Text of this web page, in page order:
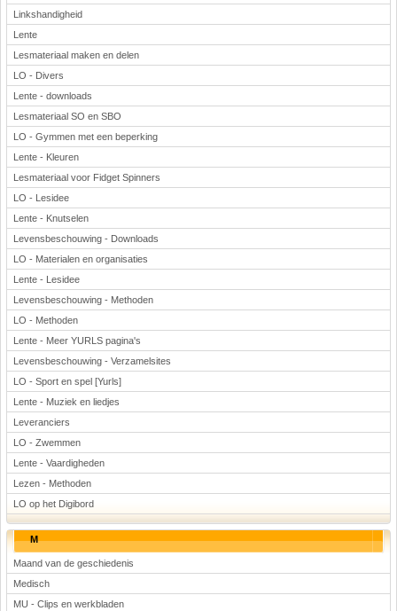
Linkshandigheid
Lente
Lesmateriaal maken en delen
LO - Divers
Lente - downloads
Lesmateriaal SO en SBO
LO - Gymmen met een beperking
Lente - Kleuren
Lesmateriaal voor Fidget Spinners
LO - Lesidee
Lente - Knutselen
Levensbeschouwing - Downloads
LO - Materialen en organisaties
Lente - Lesidee
Levensbeschouwing - Methoden
LO - Methoden
Lente - Meer YURLS pagina's
Levensbeschouwing - Verzamelsites
LO - Sport en spel [Yurls]
Lente - Muziek en liedjes
Leveranciers
LO - Zwemmen
Lente - Vaardigheden
Lezen - Methoden
LO op het Digibord
M
Maand van de geschiedenis
Medisch
MU - Clips en werkbladen